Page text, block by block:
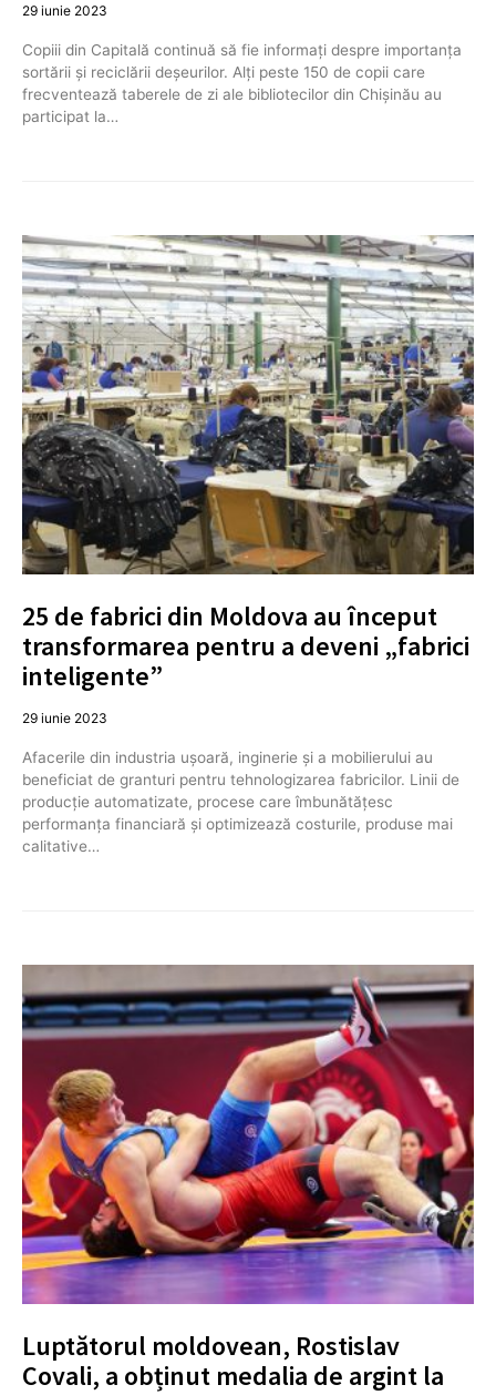
29 iunie 2023
Copiii din Capitală continuă să fie informați despre importanța
sortării și reciclării deșeurilor. Alți peste 150 de copii care
frecventează taberele de zi ale bibliotecilor din Chișinău au
participat la…
25 de fabrici din Moldova au început
transformarea pentru a deveni „fabrici
inteligente”
29 iunie 2023
Afacerile din industria ușoară, inginerie și a mobilierului au
beneficiat de granturi pentru tehnologizarea fabricilor. Linii de
producție automatizate, procese care îmbunătățesc
performanța financiară și optimizează costurile, produse mai
calitative…
Luptătorul moldovean, Rostislav
Covali, a obținut medalia de argint la